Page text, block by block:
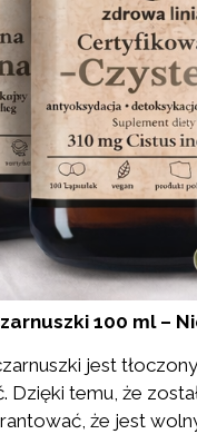
100 ml –
jest
Dzięki temu, że
że jest